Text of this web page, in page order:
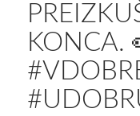
KONCA.